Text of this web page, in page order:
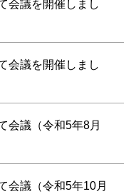
会議を開催しまし
会議を開催しまし
会議（令和5年8月
会議（令和5年10月